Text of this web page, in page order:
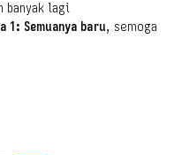
banyak lagi
1: Semuanya baru, semoga